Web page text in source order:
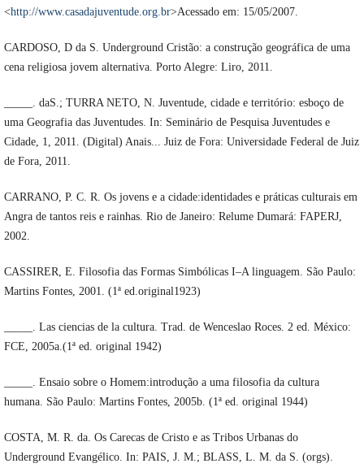
<http://www.casadajuventude.org.br>Acessado em: 15/05/2007.
CARDOSO, D da S. Underground Cristão: a construção geográfica de uma
cena religiosa jovem alternativa. Porto Alegre: Liro, 2011.
_____. daS.; TURRA NETO, N. Juventude, cidade e território: esboço de
uma Geografia das Juventudes. In: Seminário de Pesquisa Juventudes e
Cidade, 1, 2011. (Digital) Anais... Juiz de Fora: Universidade Federal de Juiz
de Fora, 2011.
CARRANO, P. C. R. Os jovens e a cidade:identidades e práticas culturais em
Angra de tantos reis e rainhas. Rio de Janeiro: Relume Dumará: FAPERJ,
2002.
CASSIRER, E. Filosofia das Formas Simbólicas I–A linguagem. São Paulo:
Martins Fontes, 2001. (1ª ed.original1923)
_____. Las ciencias de la cultura. Trad. de Wenceslao Roces. 2 ed. México:
FCE, 2005a.(1ª ed. original 1942)
_____. Ensaio sobre o Homem:introdução a uma filosofia da cultura
humana. São Paulo: Martins Fontes, 2005b. (1ª ed. original 1944)
COSTA, M. R. da. Os Carecas de Cristo e as Tribos Urbanas do
Underground Evangélico. In: PAIS, J. M.; BLASS, L. M. da S. (orgs).